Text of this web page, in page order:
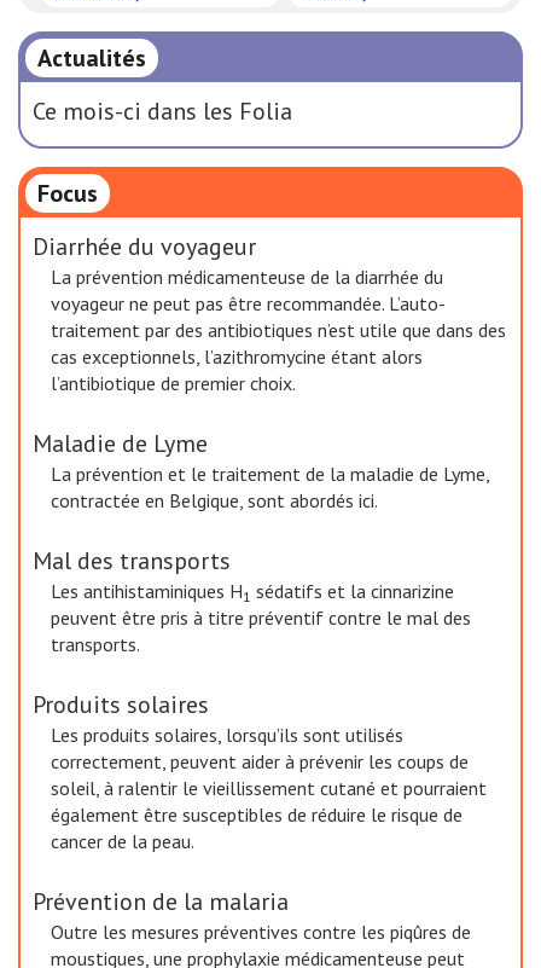
Actualités
Ce mois-ci dans les Folia
Focus
Diarrhée du voyageur
La prévention médicamenteuse de la diarrhée du
voyageur ne peut pas être recommandée. L’auto-
traitement par des antibiotiques n’est utile que dans des
cas exceptionnels, l’azithromycine étant alors
l’antibiotique de premier choix.
Maladie de Lyme
La prévention et le traitement de la maladie de Lyme,
contractée en Belgique, sont abordés ici.
Mal des transports
Les antihistaminiques H1 sédatifs et la cinnarizine
peuvent être pris à titre préventif contre le mal des
transports.
Produits solaires
Les produits solaires, lorsqu’ils sont utilisés
correctement, peuvent aider à prévenir les coups de
soleil, à ralentir le vieillissement cutané et pourraient
également être susceptibles de réduire le risque de
cancer de la peau.
Prévention de la malaria
Outre les mesures préventives contre les piqûres de
moustiques, une prophylaxie médicamenteuse peut